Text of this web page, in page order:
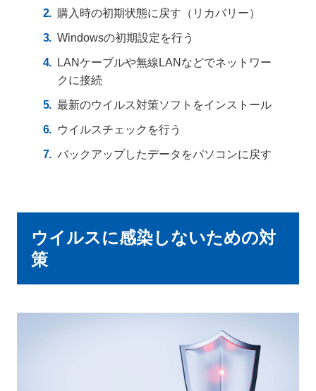
購入時の初期状態に戻す（リカバリー）
Windowsの初期設定を行う
LANケーブルや無線LANなどでネットワー
クに接続
最新のウイルス対策ソフトをインストール
ウイルスチェックを行う
バックアップしたデータをパソコンに戻す
ウイルスに感染しないための対
策